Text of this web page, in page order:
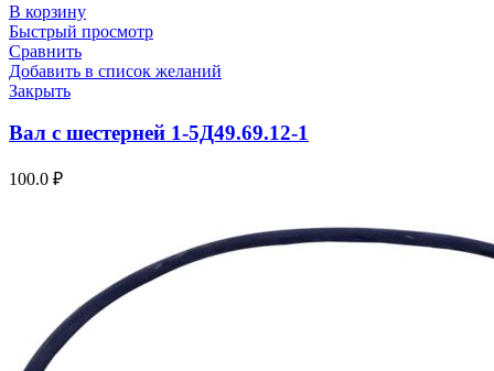
В корзину
Быстрый просмотр
Сравнить
Добавить в список желаний
Закрыть
Вал с шестерней 1-5Д49.69.12-1
100.0 ₽